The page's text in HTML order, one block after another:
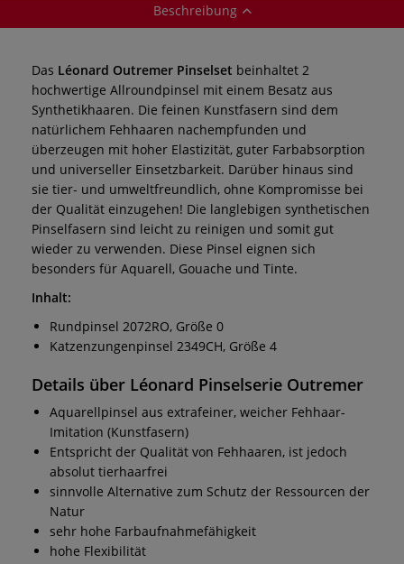
Beschreibung
Das Léonard Outremer Pinselset beinhaltet 2
hochwertige Allroundpinsel mit einem Besatz aus
Synthetikhaaren. Die feinen Kunstfasern sind dem
natürlichem Fehhaaren nachempfunden und
überzeugen mit hoher Elastizität, guter Farbabsorption
und universeller Einsetzbarkeit. Darüber hinaus sind
sie tier- und umweltfreundlich, ohne Kompromisse bei
der Qualität einzugehen! Die langlebigen synthetischen
Pinselfasern sind leicht zu reinigen und somit gut
wieder zu verwenden. Diese Pinsel eignen sich
besonders für Aquarell, Gouache und Tinte.
Inhalt:
Rundpinsel 2072RO, Größe 0
Katzenzungenpinsel 2349CH, Größe 4
Details über Léonard Pinselserie Outremer
Aquarellpinsel aus extrafeiner, weicher Fehhaar-
Imitation (Kunstfasern)
Entspricht der Qualität von Fehhaaren, ist jedoch
absolut tierhaarfrei
sinnvolle Alternative zum Schutz der Ressourcen der
Natur
sehr hohe Farbaufnahmefähigkeit
hohe Flexibilität